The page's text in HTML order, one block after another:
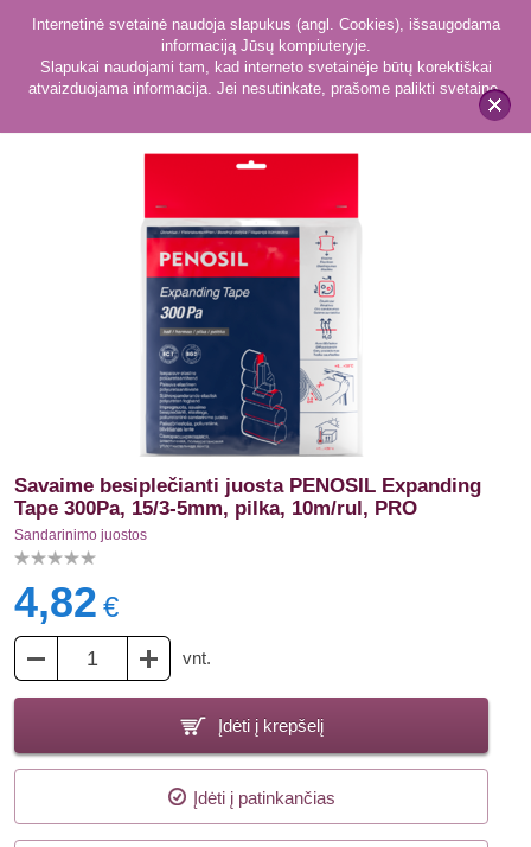
x
Internetinė svetainė naudoja slapukus (angl. Cookies), išsaugodama
informaciją Jūsų kompiuteryje.
Slapukai naudojami tam, kad interneto svetainėje būtų korektiškai
atvaizduojama informacija. Jei nesutinkate, prašome palikti svetainę.
Sandarinimo juostos 40
Savaime besiplečianti juosta PENOSIL Expanding
Tape 300Pa, 15/3-5mm, pilka, 10m/rul, PRO
Sandarinimo juostos
4,82 €
vnt.
Įdėti į krepšelį
Įdėti į patinkančias